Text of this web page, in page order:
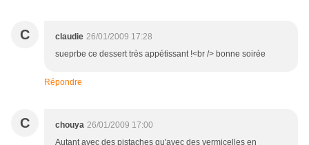
C claudie 26/01/2009 17:28
sueprbe ce dessert très appétissant !<br /> bonne soirée
Répondre
C chouya 26/01/2009 17:00
Autant avec des pistaches qu'avec des vermicelles en